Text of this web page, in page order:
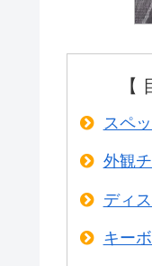
【
スペ
外観
ディ
キー